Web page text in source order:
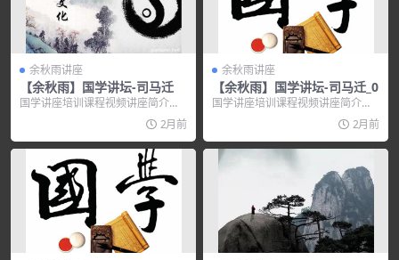
余秋雨讲座
【余秋雨】国学讲坛-司马迁
国学讲座培训课程视频讲座简介：
中国首席历史学家，中国历史的开
2月前
余秋雨讲座
【余秋雨】国学讲坛-司马迁_0
国学讲座培训课程视频讲座简介：
【余秋雨】国学讲坛司马迁 内容简
2月前